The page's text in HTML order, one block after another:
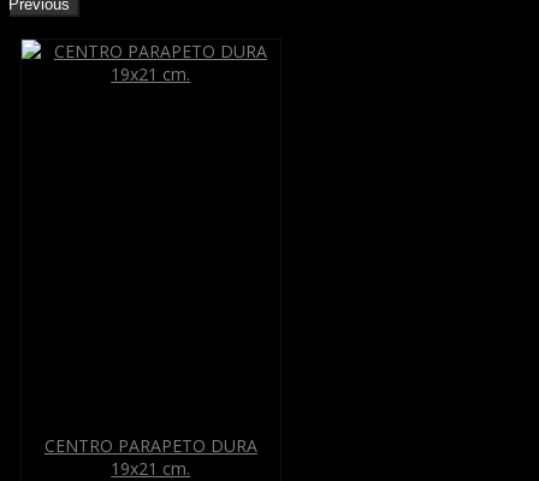
Previous
CENTRO PARAPETO DURA
19x21 cm.